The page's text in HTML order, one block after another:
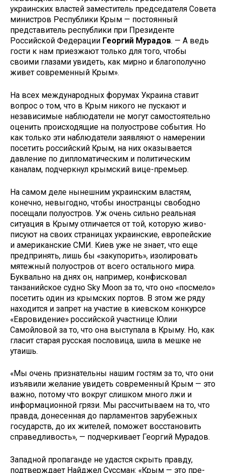
украинских властей заместитель председателя Совета
министров Республики Крым — постоянный
представитель республики при Президенте
Российской Федерации Георгий Мурадов. — А ведь
гости к нам приезжают только для того, чтобы
своими глазами увидеть, как мирно и благополучно
живет совре­менный Крым».
На всех международных фору­мах Украина ставит
вопрос о том, что в Крым никого не пускают и
независимые наблюдатели не мо­гут самостоятельно
оценить проис­ходящие на полуострове события. Но
как только эти наблюдатели за­являют о намерении
посетить рос­сийский Крым, на них оказывается
давление по дипломатическим и политическим
каналам, подчеркнул крымский вице-премьер.
На самом деле нынешним укра­инским властям,
конечно, невы­годно, чтобы иностранцы свободно
посещали полуостров. Уж очень сильно реальная
ситуация в Крыму отличается от той, которую живо­
писуют на своих страницах украин­ские, европейские
и американские СМИ. Киев уже не знает, что еще
предпринять, лишь бы «закупорить», изолировать
мятежный полуостров от всего остального мира.
Букваль­но на днях он, например, конфиско­вал
танзанийское судно Sky Moon за то, что оно «посмело»
посетить один из крымских портов. В этом же ряду
находится и запрет на уча­стие в киевском конкурсе
«Еврови­дение» российской участнице Юлии
Самойловой за то, что она выступа­ла в Крыму. Но, как
гласит старая русская пословица, шила в мешке не
утаишь.
«Мы очень признательны нашим гостям за то, что они
изъявили же­лание увидеть современный Крым — это
важно, потому что вокруг слиш­ком много лжи и
информационной грязи. Мы рассчитываем на то, что
правда, донесенная до парламентов зарубежных
государств, до их жи­телей, поможет восстановить
спра­ведливость», — подчеркивает Георгий Мурадов.
Западной пропаганде не удастся скрыть правду,
подтверждает Найд­жел Суссман: «Крым — это пре­